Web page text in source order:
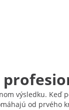
výsledku.
od